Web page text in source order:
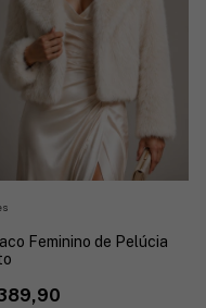
Feminino de Pelúcia